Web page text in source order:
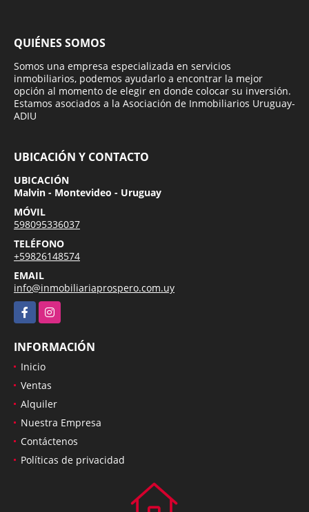
QUIÉNES SOMOS
Somos una empresa especializada en servicios
inmobiliarios, podemos ayudarlo a encontrar la mejor
opción al momento de elegir en donde colocar su inversión.
Estamos asociados a la Asociación de Inmobiliarios Uruguay-
ADIU
UBICACIÓN Y CONTACTO
UBICACIÓN
Malvin - Montevideo - Uruguay
MÓVIL
598095336037
TELÉFONO
+59826148574
EMAIL
info@inmobiliariaprospero.com.uy
FacebookInstagram
INFORMACIÓN
Inicio
Ventas
Alquiler
Nuestra Empresa
Contáctenos